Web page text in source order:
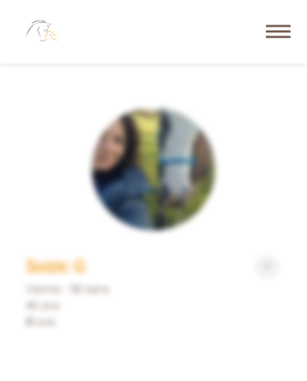
Soizic G
Vienne - 38 Isère
40 ans
0 avis